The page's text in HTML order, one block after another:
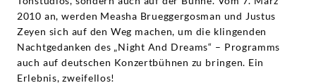
2010 an, werden Measha Brueggergosman und Justus
Zeyen sich auf den Weg machen, um die klingenden
Nachtgedanken des „Night And Dreams“ – Programms
auch auf deutschen Konzertbühnen zu bringen. Ein
Erlebnis, zweifellos!